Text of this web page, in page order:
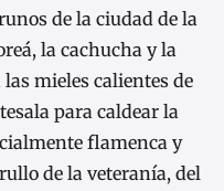
de la ciudad de la
la cachucha y la
mieles calientes de
para caldear la
flamenca y
de la veteranía, del